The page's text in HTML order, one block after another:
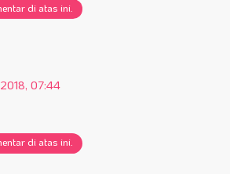
di atas ini.
07:44
di atas ini.